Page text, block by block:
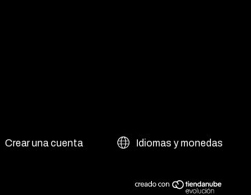
Crear una cuenta Idiomas y monedas